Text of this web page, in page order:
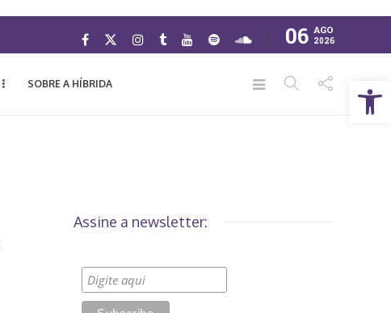
Abrir a barra de ferramentas
06 AGO
2026
SOBRE A HÍBRIDA
Assine a newsletter: